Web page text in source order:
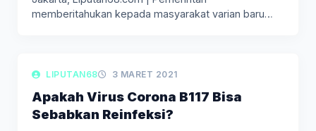
memberitahukan kepada masyarakat varian baru
LIPUTAN KESEHATAN
LIPUTAN68 3 MARET 2021
Apakah Virus Corona B117 Bisa
Sebabkan Reinfeksi?